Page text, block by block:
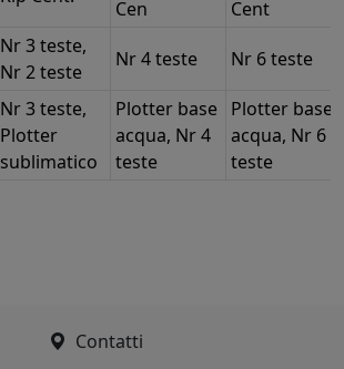
Cen
Cent
Nr 3 teste,
Nr 2 teste
Nr 4 teste Nr 6 teste
Nr 3 teste,
Plotter
sublimatico
Plotter base
acqua, Nr 4
teste
Plotter base
acqua, Nr 6
teste
Contatti